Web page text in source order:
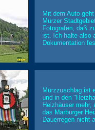
Mit dem Auto
Mürzer
Fotografen, daß
ist. Ich halte also
Dokumentation
Mürzzuschlag ist
und in den
Heizhäuser mehr,
das Marburger
Dauerregen nicht